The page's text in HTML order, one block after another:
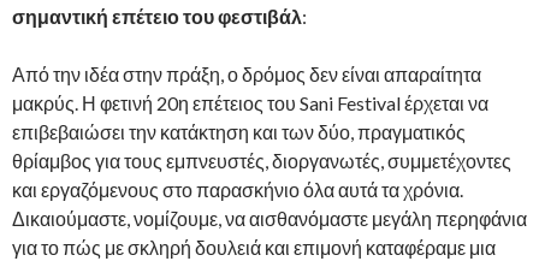
σημαντική επέτειο του φεστιβάλ:
Από την ιδέα στην πράξη, ο δρόμος δεν είναι απαραίτητα
μακρύς. Η φετινή 20η επέτειος του Sani Festival έρχεται να
επιβεβαιώσει την κατάκτηση και των δύο, πραγματικός
θρίαμβος για τους εμπνευστές, διοργανωτές, συμμετέχοντες
και εργαζόμενους στο παρασκήνιο όλα αυτά τα χρόνια.
Δικαιούμαστε, νομίζουμε, να αισθανόμαστε μεγάλη περηφάνια
για το πώς με σκληρή δουλειά και επιμονή καταφέραμε μια